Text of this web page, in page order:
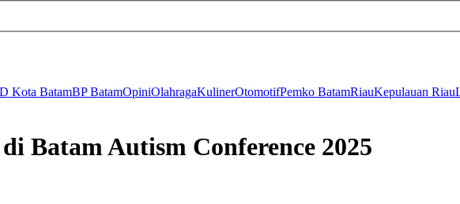
Kota BatamBP BatamOpiniOlahragaKulinerOtomotifPemko BatamRiauKepulauan Riau
Batam Autism Conference 2025